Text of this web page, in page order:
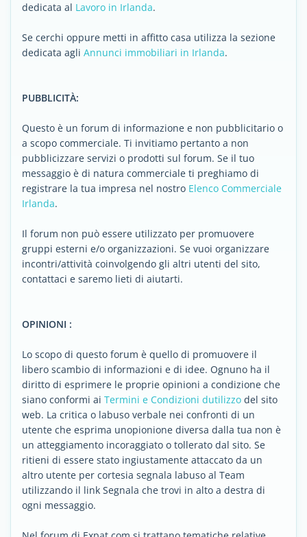
dedicata al Lavoro in Irlanda.
Se cerchi oppure metti in affitto casa utilizza la sezione
dedicata agli Annunci immobiliari in Irlanda.
PUBBLICITÀ:
Questo è un forum di informazione e non pubblicitario o
a scopo commerciale. Ti invitiamo pertanto a non
pubblicizzare servizi o prodotti sul forum. Se il tuo
messaggio è di natura commerciale ti preghiamo di
registrare la tua impresa nel nostro Elenco Commerciale
Irlanda.
Il forum non può essere utilizzato per promuovere
gruppi esterni e/o organizzazioni. Se vuoi organizzare
incontri/attività coinvolgendo gli altri utenti del sito,
contattaci e saremo lieti di aiutarti.
OPINIONI :
Lo scopo di questo forum è quello di promuovere il
libero scambio di informazioni e di idee. Ognuno ha il
diritto di esprimere le proprie opinioni a condizione che
siano conformi ai Termini e Condizioni dutilizzo del sito
web. La critica o labuso verbale nei confronti di un
utente che esprima unopionione diversa dalla tua non è
un atteggiamento incoraggiato o tollerato dal sito. Se
ritieni di essere stato ingiustamente attaccato da un
altro utente per cortesia segnala labuso al Team
utilizzando il link Segnala che trovi in alto a destra di
ogni messaggio.